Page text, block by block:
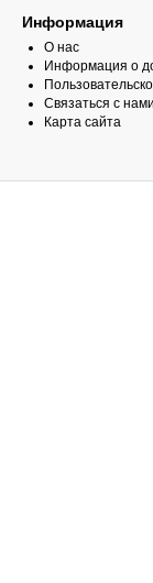
Информация
О нас
Информация о
Связаться с нами
Карта сайта